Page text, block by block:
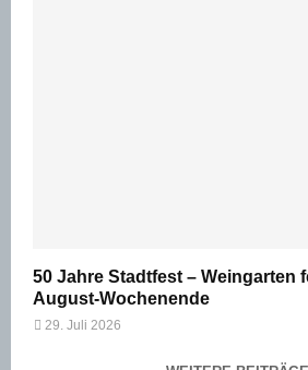
50 Jahre Stadtfest – Weingarten
August-Wochenende
29. Juli 2026